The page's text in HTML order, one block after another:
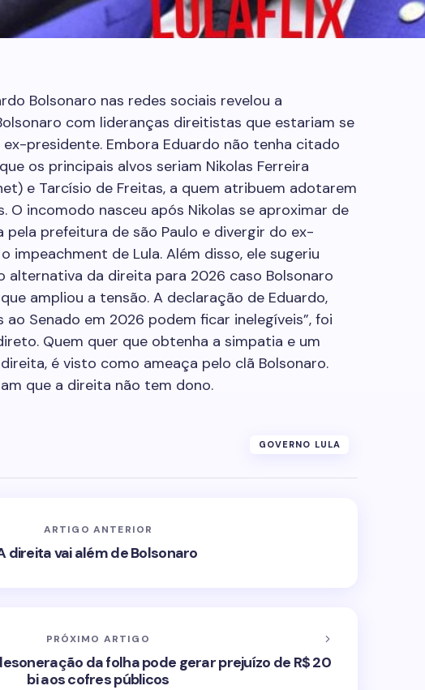
Bolsonaro nas redes sociais revelou a
com lideranças direitistas que estariam se
presidente. Embora Eduardo não tenha citado
os principais alvos seriam Nikolas Ferreira
e Tarcísio de Freitas, a quem atribuem adotarem
O incomodo nasceu após Nikolas se aproximar de
pela prefeitura de são Paulo e divergir do ex-
impeachment de Lula. Além disso, ele sugeriu
alternativa da direita para 2026 caso Bolsonaro
ampliou a tensão. A declaração de Eduardo,
Senado em 2026 podem ficar inelegíveis”, foi
Quem quer que obtenha a simpatia e um
é visto como ameaça pelo clã Bolsonaro.
que a direita não tem dono.
GOVERNO LULA
ARTIGO ANTERIOR
direita vai além de Bolsonaro
PRÓXIMO ARTIGO
da folha pode gerar prejuízo de R$ 20
bi aos cofres públicos